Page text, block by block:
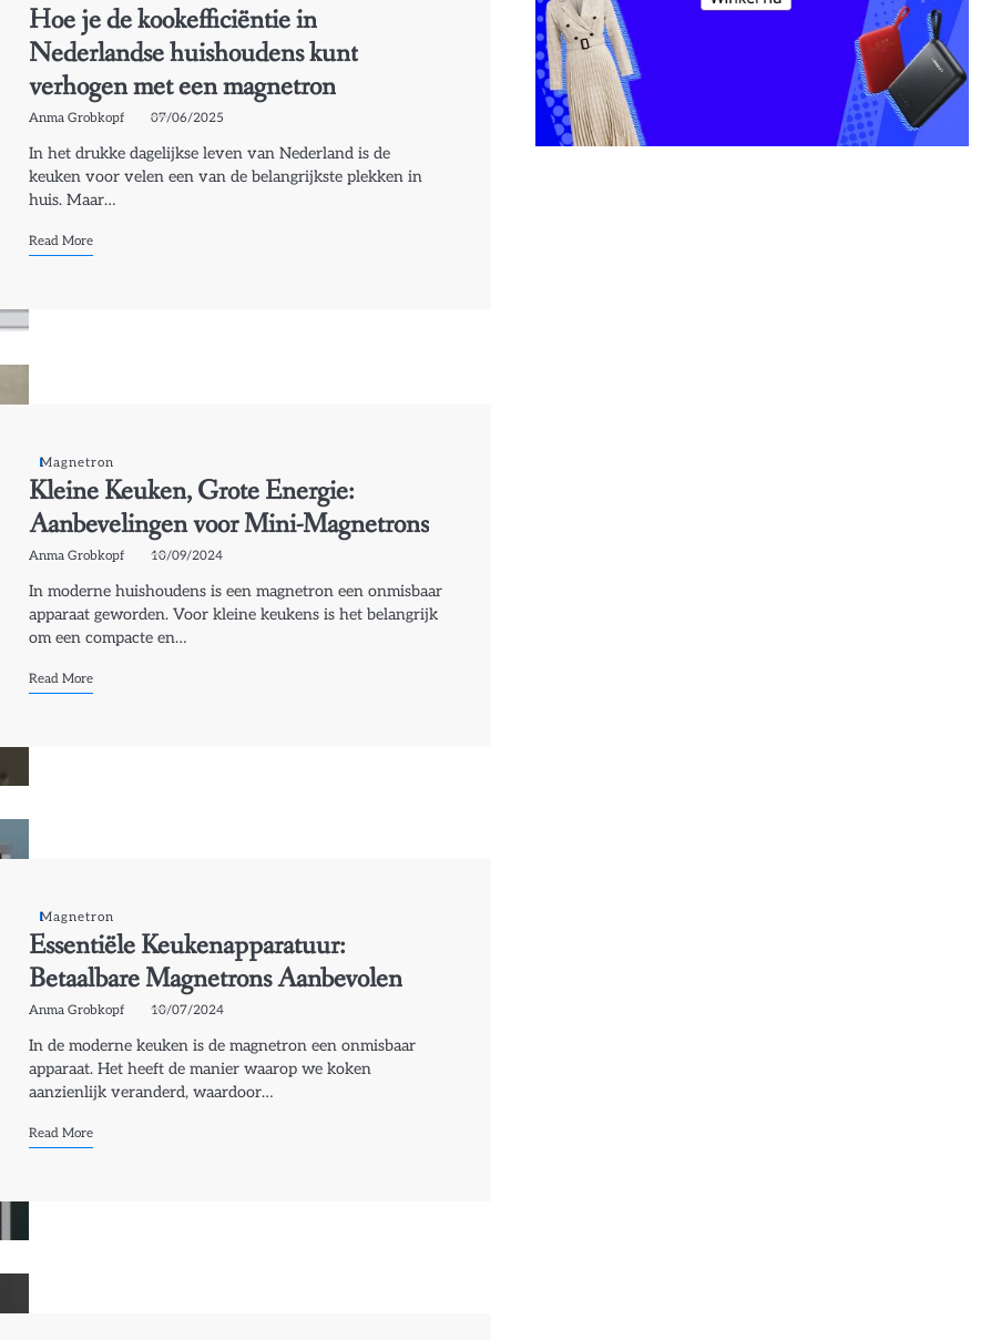
Hoe je de kookefficiëntie in
Nederlandse huishoudens kunt
verhogen met een magnetron
Anma Grobkopf 07/06/2025
In het drukke dagelijkse leven van Nederland is de
keuken voor velen een van de belangrijkste plekken in
huis. Maar…
Read More
Magnetron
Kleine Keuken, Grote Energie:
Aanbevelingen voor Mini-Magnetrons
Anma Grobkopf 10/09/2024
In moderne huishoudens is een magnetron een onmisbaar
apparaat geworden. Voor kleine keukens is het belangrijk
om een compacte en…
Read More
Magnetron
Essentiële Keukenapparatuur:
Betaalbare Magnetrons Aanbevolen
Anma Grobkopf 10/07/2024
In de moderne keuken is de magnetron een onmisbaar
apparaat. Het heeft de manier waarop we koken
aanzienlijk veranderd, waardoor…
Read More